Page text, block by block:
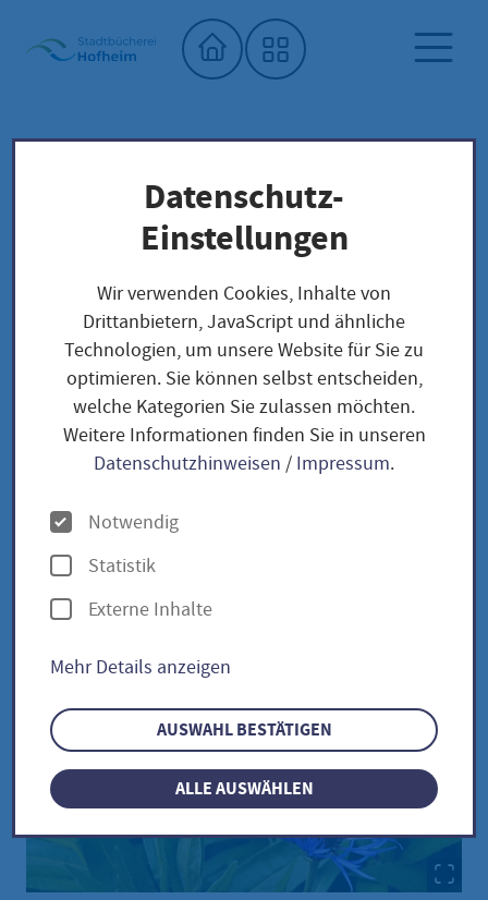
Startseite"
Stadtbücherei
Saatgutbibliothek
Unser Saatgut: Aussaat - Ernte -
Samengewinnung
Kräuter und Blumen
BLUMEN
Kornblume / Centaurea cyanus
Kornblume /
Centaurea cyanus
Kornblume / Centaurea cyanus
Datenschutz-
Einstellungen
Wir verwenden Cookies, Inhalte von
Drittanbietern, JavaScript und ähnliche
Technologien, um unsere Website für Sie zu
optimieren. Sie können selbst entscheiden,
welche Kategorien Sie zulassen möchten.
Weitere Informationen finden Sie in unseren
Datenschutzhinweisen / Impressum.
O
p
t
i
e
n
Notwendig
Statistik
Externe Inhalte
Mehr Details anzeigen
AUSWAHL BESTÄTIGEN
ALLE AUSWÄHLEN